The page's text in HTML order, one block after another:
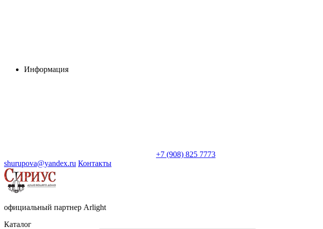
Информация
+7 (908) 825 7773
shurupova@yandex.ru Контакты
официальный партнер Arlight
Каталог